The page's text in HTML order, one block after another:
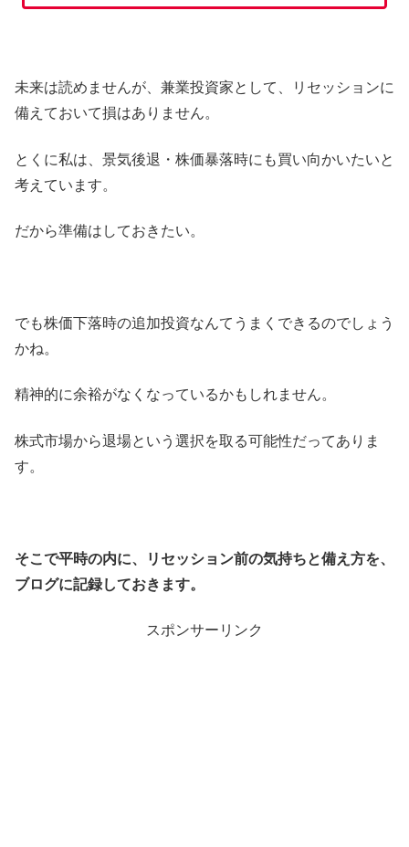
未来は読めませんが、兼業投資家として、リセッションに
備えておいて損はありません。
とくに私は、景気後退・株価暴落時にも買い向かいたいと
考えています。
だから準備はしておきたい。
でも株価下落時の追加投資なんてうまくできるのでしょう
かね。
精神的に余裕がなくなっているかもしれません。
株式市場から退場という選択を取る可能性だってありま
す。
そこで平時の内に、リセッション前の気持ちと備え方を、
ブログに記録しておきます。
スポンサーリンク